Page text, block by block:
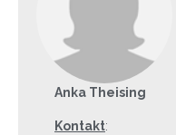
Anka Theising
Kontakt: